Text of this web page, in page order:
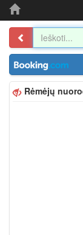
Rėmėjų